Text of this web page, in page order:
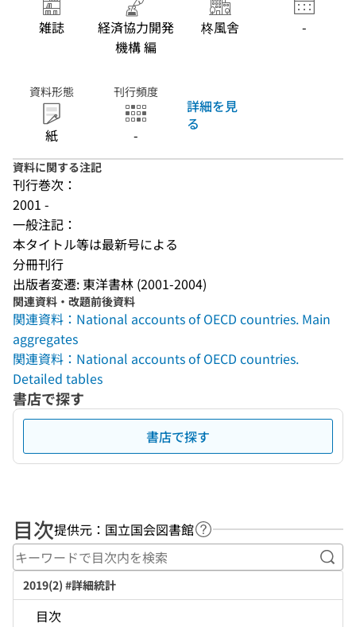
雑誌
経済協力開発
機構 編
柊風舎 -
資料形態
紙
刊行頻度
-
詳細を見
る
資料に関する注記
刊行巻次：
2001 -
一般注記：
本タイトル等は最新号による
分冊刊行
出版者変遷: 東洋書林 (2001-2004)
関連資料・改題前後資料
関連資料：National accounts of OECD countries. Main
aggregates
関連資料：National accounts of OECD countries.
Detailed tables
書店で探す
書店で探す
目次提供元：国立国会図書館 ヘルプページへのリンク
キ
2019(2) #詳細統計
目次